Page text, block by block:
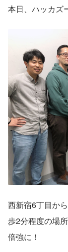
本日、ハッカズ
西新宿6丁目か
歩2分程度の場
倍強に！